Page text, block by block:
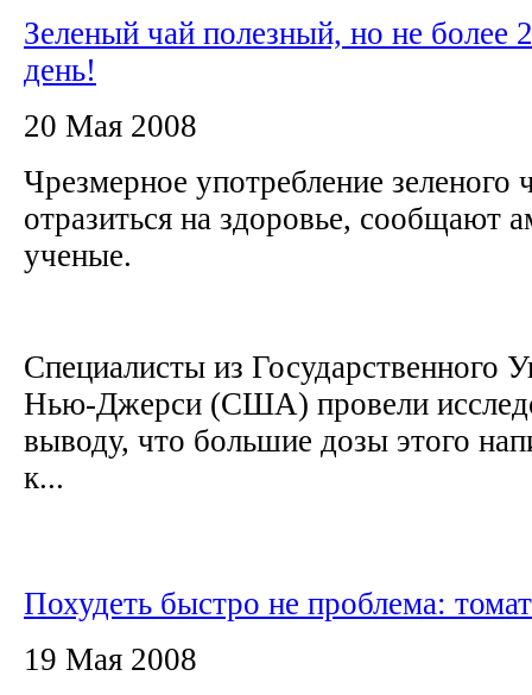
Зеленый чай полезный, но не более
день!
20 Мая 2008
Чрезмерное употребление зеленого
отразиться на здоровье, сообщают
ученые.
Специалисты из Государственного
Нью-Джерси (США) провели
выводу, что большие дозы этого
к...
Похудеть быстро не проблема:
19 Мая 2008